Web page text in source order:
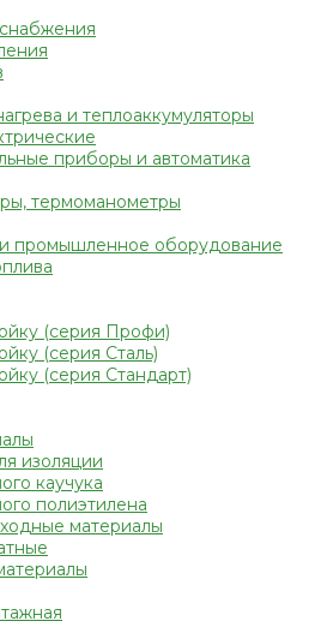
и теплоаккумуляторы
приборы и автоматика
термоманометры
промышленное оборудование
(серия Профи)
(серия Сталь)
(серия Стандарт)
изоляции
каучука
полиэтилена
материалы